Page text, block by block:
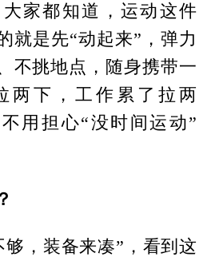
家都知道，运动这件
就是先“动起来”，弹力
不挑地点，随身携带一
两下，工作累了拉两
用担心“没时间运动”
够，装备来凑”，看到这